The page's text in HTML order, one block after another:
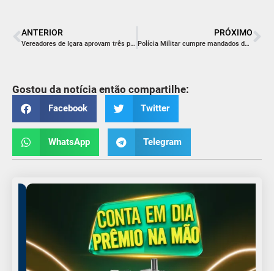
ANTERIOR
Vereadores de Içara aprovam três projetos de lei em sessão desta segunda-feira
PRÓXIMO
Polícia Militar cumpre mandados de prisão em Lauro Müller e Criciúma
Gostou da notícia então compartilhe:
Facebook Twitter
WhatsApp Telegram